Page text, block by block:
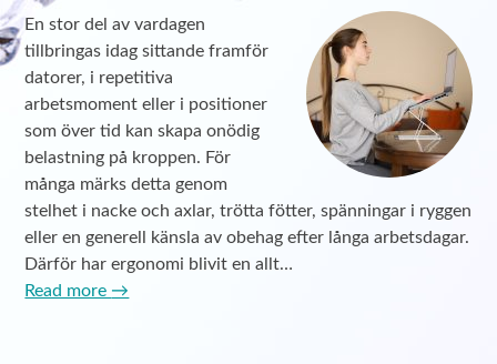
En stor del av vardagen
tillbringas idag sittande framför
datorer, i repetitiva
arbetsmoment eller i positioner
som över tid kan skapa onödig
belastning på kroppen. För
många märks detta genom
stelhet i nacke och axlar, trötta fötter, spänningar i ryggen
eller en generell känsla av obehag efter långa arbetsdagar.
Därför har ergonomi blivit en allt…
Read more →